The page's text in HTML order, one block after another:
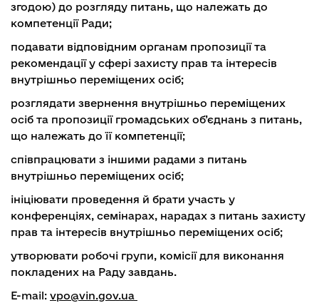
згодою) до розгляду питань, що належать до
компетенції Ради;
подавати відповідним органам пропозиції та
рекомендації у сфері захисту прав та інтересів
внутрішньо переміщених осіб;
розглядати звернення внутрішньо переміщених
осіб та пропозиції громадських об’єднань з питань,
що належать до її компетенції;
співпрацювати з іншими радами з питань
внутрішньо переміщених осіб;
ініціювати проведення й брати участь у
конференціях, семінарах, нарадах з питань захисту
прав та інтересів внутрішньо переміщених осіб;
утворювати робочі групи, комісії для виконання
покладених на Раду завдань.
E-mail: vpo@vin.gov.ua